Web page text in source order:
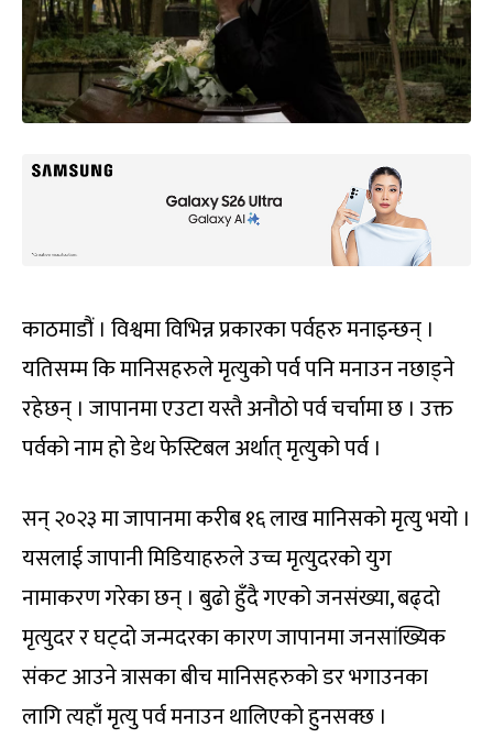
काठमाडौं । विश्वमा विभिन्न प्रकारका पर्वहरु मनाइन्छन् ।
यतिसम्म कि मानिसहरुले मृत्युको पर्व पनि मनाउन नछाड्ने
रहेछन् । जापानमा एउटा यस्तै अनौठो पर्व चर्चामा छ । उक्त
पर्वको नाम हो डेथ फेस्टिबल अर्थात् मृत्युको पर्व ।
सन् २०२३ मा जापानमा करीब १६ लाख मानिसको मृत्यु भयो ।
यसलाई जापानी मिडियाहरुले उच्च मृत्युदरको युग
नामाकरण गरेका छन् । बुढो हुँदै गएको जनसंख्या, बढ्दो
मृत्युदर र घट्दो जन्मदरका कारण जापानमा जनसांख्यिक
संकट आउने त्रासका बीच मानिसहरुको डर भगाउनका
लागि त्यहाँ मृत्यु पर्व मनाउन थालिएको हुनसक्छ ।